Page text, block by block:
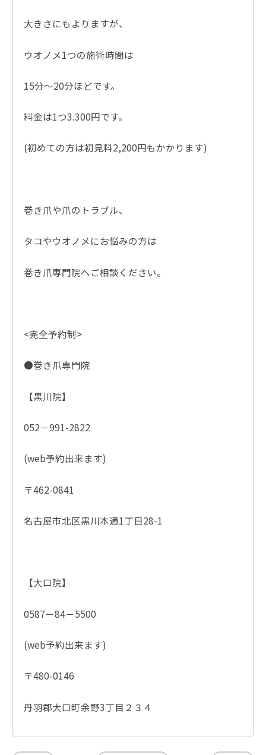
大きさにもよりますが、
ウオノメ1つの施術時間は
15分～20分ほどです。
料金は1つ3.300円です。
(初めての方は初見料2,200円もかかります)
巻き爪や爪のトラブル、
タコやウオノメにお悩みの方は
巻き爪専門院へご相談ください。
<完全予約制>
●巻き爪専門院
【黒川院】
052－991-2822
(web予約出来ます)
〒462-0841
名古屋市北区黒川本通1丁目28-1
【大口院】
0587－84－5500
(web予約出来ます)
〒480-0146
丹羽郡大口町余野3丁目２３４